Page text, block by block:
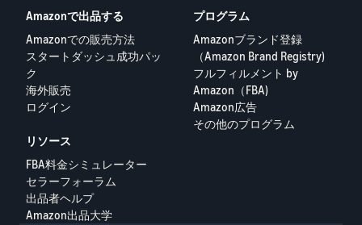
Amazonで出品する
Amazonでの販売方法
スタートダッシュ成功パッ
ク
海外販売
ログイン
プログラム
Amazonブランド登録
（Amazon Brand Registry)
フルフィルメント by
Amazon（FBA)
Amazon広告
その他のプログラム
リソース
FBA料金シミュレーター
セラーフォーラム
出品者ヘルプ
Amazon出品大学